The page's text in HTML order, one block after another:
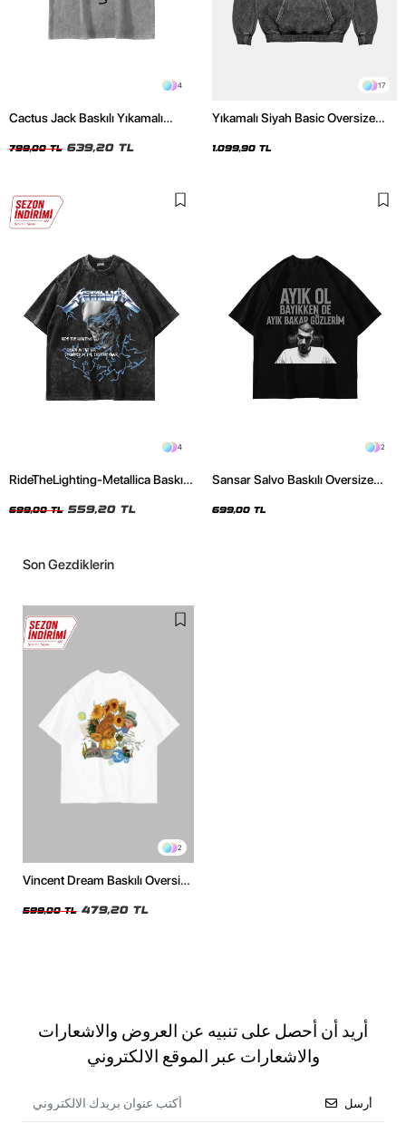
4
Cactus Jack Baskılı Yıkamalı
799,00 TL 639,20 TL
17
Yıkamalı Siyah Basic Oversize
1.099,90 TL
4
RideTheLighting-Metallica Baskılı
Tshirt
699,00 TL 559,20 TL
2
Sansar Salvo Baskılı Oversize
699,00 TL
Son Gezdiklerin
2
Vincent Dream Baskılı Oversize
599,00 TL 479,20 TL
أريد أن أحصل على تنبيه عن العروض والاشعارات
والاشعارات عبر الموقع الالكتروني
أرسل